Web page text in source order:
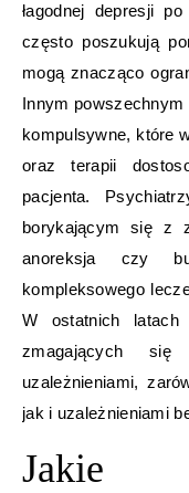
łagodnej depresji
często poszukują
mogą znacząco
Innym
kompulsywne, które
oraz terapii
pacjenta.
borykającym się z
anoreksja czy
kompleksowego
W ostatnich latach
zmagających
uzależnieniami,
jak i uzależnieniami
Jakie